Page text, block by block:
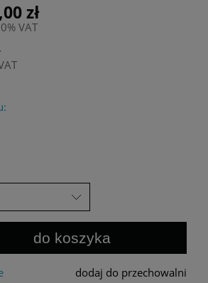
zł
VAT
do koszyka
dodaj do przechowalni